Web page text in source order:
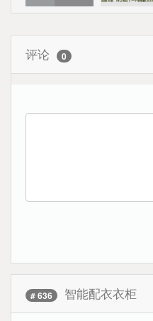
评论 0
# 636 智能配衣衣柜